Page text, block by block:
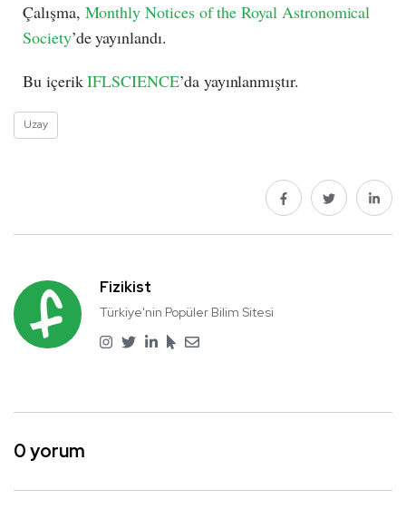
Çalışma, Monthly Notices of the Royal Astronomical
Society’de yayınlandı.
Bu içerikIFLSCIENCE’da yayınlanmıştır.
Uzay
Fizikist
Türkiye'nin Popüler Bilim Sitesi
0 yorum